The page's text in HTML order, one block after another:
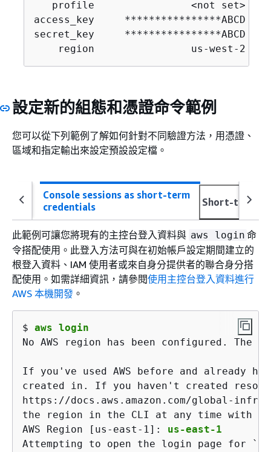
profile                <not set>
access_key
secret_key     ****************ABCD
region                us-west-2
設定新的組態和憑證命令範例
您可以從下列範例了解如何針對不同驗證方法，用憑證、
區域和指定輸出來設定預設設定檔。
Console sessions as short-term
credentials
Short-term
此範例可讓您將現有的主控台登入資料與 aws login 命
令搭配使用。此登入方法可與在初始帳戶設定期間建立的
根登入資料、IAM 使用者或來自身分提供者的聯合身分搭
配使用。如需詳細資訊，請參閱使用主控台登入資料進行
AWS 本機開發 。
$ aws login
No AWS region has been configured. The
If you've used AWS before and already
created in. If you haven't created
https://docs.aws.amazon.com/global-
the region in the CLI at any time with the
AWS Region [us-east-1]: us-east-1
Attempting to open the login page for